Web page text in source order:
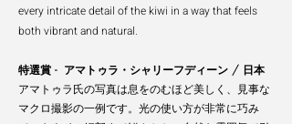
every intricate detail of the kiwi in a way that feels
both vibrant and natural.
特選賞 - アマトゥラ・シャリーフディーン / 日本
アマトゥラ氏の写真は息をのむほど美しく、見事な
マクロ撮影の一例です。光の使い方が非常に巧み